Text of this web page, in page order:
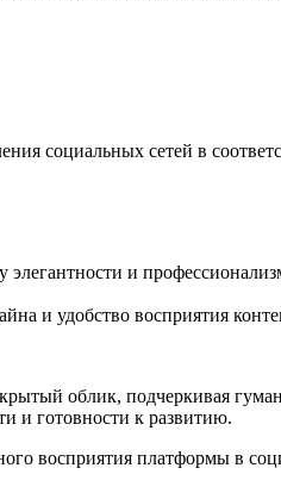
социальных сетей в
и
и удобство восприятия
облик, подчеркивая
и готовности к развитию.
восприятия платформы в